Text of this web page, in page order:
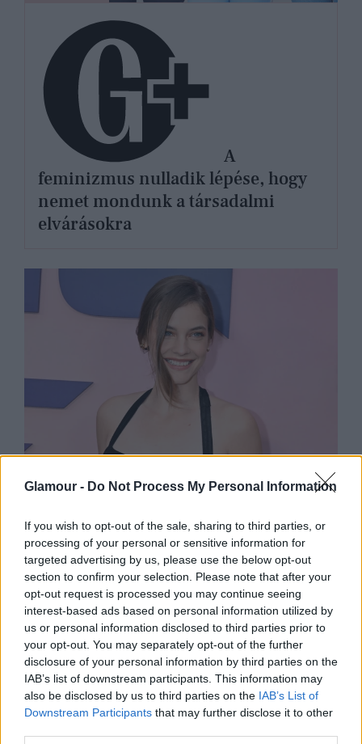
Glamour - Do Not Process My Personal Information
If you wish to opt-out of the sale, sharing to third parties, or
processing of your personal or sensitive information for
targeted advertising by us, please use the below opt-out
section to confirm your selection. Please note that after your
opt-out request is processed you may continue seeing
interest-based ads based on personal information utilized by
us or personal information disclosed to third parties prior to
your opt-out. You may separately opt-out of the further
disclosure of your personal information by third parties on the
IAB’s list of downstream participants. This information may
also be disclosed by us to third parties on the IAB’s List of
Downstream Participants that may further disclose it to other
feminizmus nulladik lépése, hogy
nemet mondunk a társadalmi
elvárásokra
SZTÁRHÍREK
Ez tényleg Palvin Barbara? 12 évvel
ezelőtti fotót posztolt magáról a
gyönyörű modell